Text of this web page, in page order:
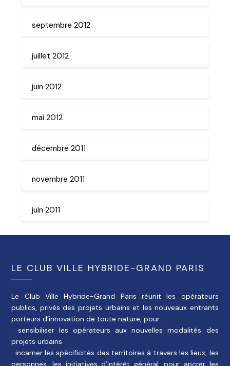
septembre 2012
juillet 2012
juin 2012
mai 2012
décembre 2011
novembre 2011
juin 2011
LE CLUB VILLE HYBRIDE-GRAND PARIS
Le Club Ville Hybride-Grand Paris réunit les opérateurs
publics, privés des projets urbains et les nouveaux entrants
porteurs d’innovation de toute nature, pour :
· sensibiliser les opérateurs aux nouvelles modalités des
projets urbains
· incarner les spécificités des territoires à travers les lieux, les
personnes, les initiatives d’intérêt général, pour ancrer les